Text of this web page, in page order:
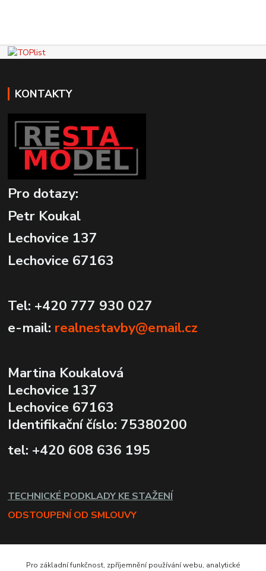
KONTAKTY
Pro dotazy:
Petr Koukal
Lechovice 137
Lechovice 67163
Tel: +420 777 930 027
e-mail: realnestavby@email.cz
Martina Koukalová
Lechovice 137
Lechovice 67163
Identifikační číslo: 75380200
tel: +420 608 636 195
TECHNICKÉ PODKLADY KE STAŽENÍ
ODSTOUPENÍ OD SMLOUVY
Pro základní funkčnost, zpříjemnění používání webu, analytické